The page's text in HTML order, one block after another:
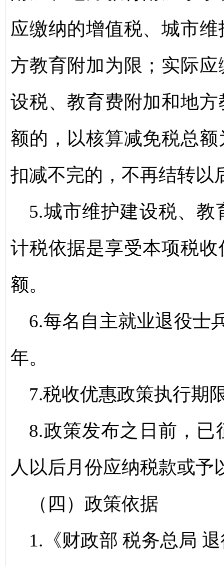
应缴纳的增值税、城市
方教育附加为限；实际
设税、教育费附加和地
额的，以核算减免税总
扣减不完的，不再结转以
5.城市维护建设税、
计税依据是享受本项税
额。
6.每名自主就业退役士
年。
7.税收优惠政策执行期
8.政策发布之日前，
人以后月份应纳税款或予
（四）政策依据
1.《财政部 税务总局